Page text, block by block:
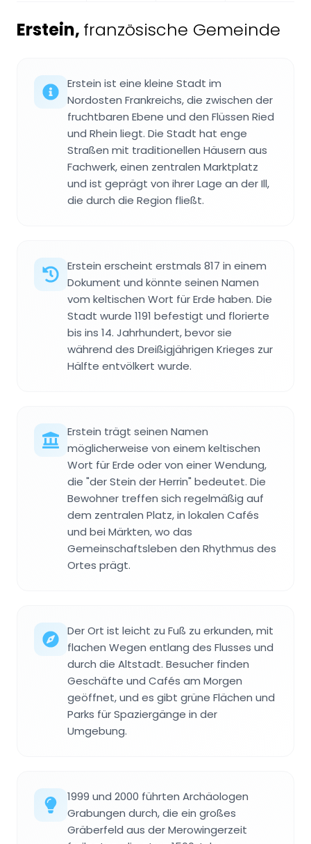
Erstein, französische Gemeinde
Erstein ist eine kleine Stadt im
Nordosten Frankreichs, die zwischen der
fruchtbaren Ebene und den Flüssen Ried
und Rhein liegt. Die Stadt hat enge
Straßen mit traditionellen Häusern aus
Fachwerk, einen zentralen Marktplatz
und ist geprägt von ihrer Lage an der Ill,
die durch die Region fließt.
Erstein erscheint erstmals 817 in einem
Dokument und könnte seinen Namen
vom keltischen Wort für Erde haben. Die
Stadt wurde 1191 befestigt und florierte
bis ins 14. Jahrhundert, bevor sie
während des Dreißigjährigen Krieges zur
Hälfte entvölkert wurde.
Erstein trägt seinen Namen
möglicherweise von einem keltischen
Wort für Erde oder von einer Wendung,
die "der Stein der Herrin" bedeutet. Die
Bewohner treffen sich regelmäßig auf
dem zentralen Platz, in lokalen Cafés
und bei Märkten, wo das
Gemeinschaftsleben den Rhythmus des
Ortes prägt.
Der Ort ist leicht zu Fuß zu erkunden, mit
flachen Wegen entlang des Flusses und
durch die Altstadt. Besucher finden
Geschäfte und Cafés am Morgen
geöffnet, und es gibt grüne Flächen und
Parks für Spaziergänge in der
Umgebung.
1999 und 2000 führten Archäologen
Grabungen durch, die ein großes
Gräberfeld aus der Merowingerzeit